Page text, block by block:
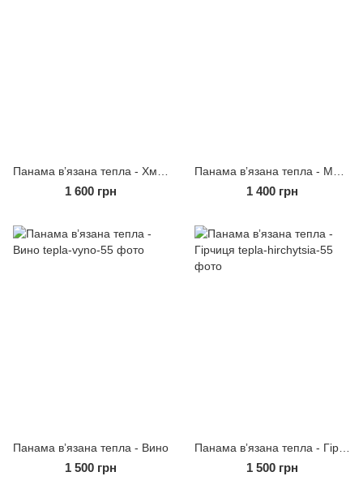
1 600 грн 1 400 грн
Панама вʼязана тепла - Вино
1 500 грн 1 500 грн